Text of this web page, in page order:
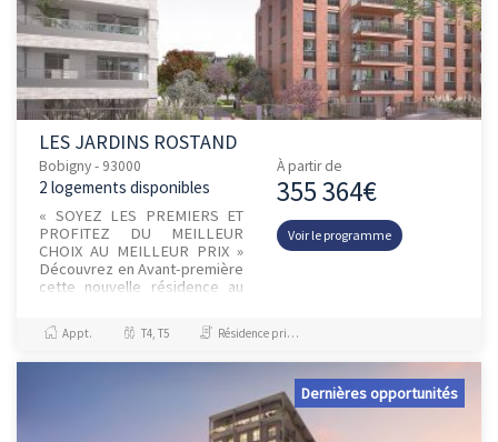
LES JARDINS ROSTAND
Bobigny - 93000
2 logements disponibles
« SOYEZ LES PREMIERS ET
PROFITEZ DU MEILLEUR
CHOIX AU MEILLEUR PRIX »
Découvrez en Avant-première
cette nouvelle résidence au
coeur du quartier privilégié
Jean R...
À partir de
355 364€
Voir le programme
Appt. T4, T5 Résidence principale / PTZ
Dernières opportunités